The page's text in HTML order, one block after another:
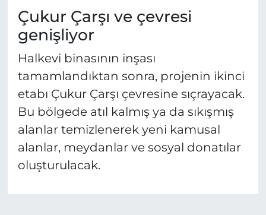
Çukur Çarşı ve çevresi
genişliyor
Halkevi binasının inşası
tamamlandıktan sonra, projenin ikinci
etabı Çukur Çarşı çevresine sıçrayacak.
Bu bölgede atıl kalmış ya da sıkışmış
alanlar temizlenerek yeni kamusal
alanlar, meydanlar ve sosyal donatılar
oluşturulacak.